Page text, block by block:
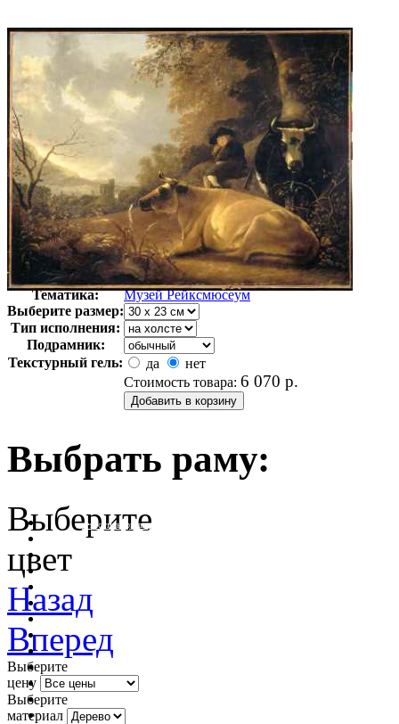
Автор:
Неизвестно
Арт-стиль
Голландская живопись
Тематика:
Музей Рейксмюсеум
Выберите размер:
Тип исполнения:
Подрамник:
Текстурный гель:
да
нет
Стоимость товара: 6 070 р.
Выбрать раму:
очистить фильтр цвета
Выберите
цвет
Назад
Вперед
Выберите
цену
Выберите
материал